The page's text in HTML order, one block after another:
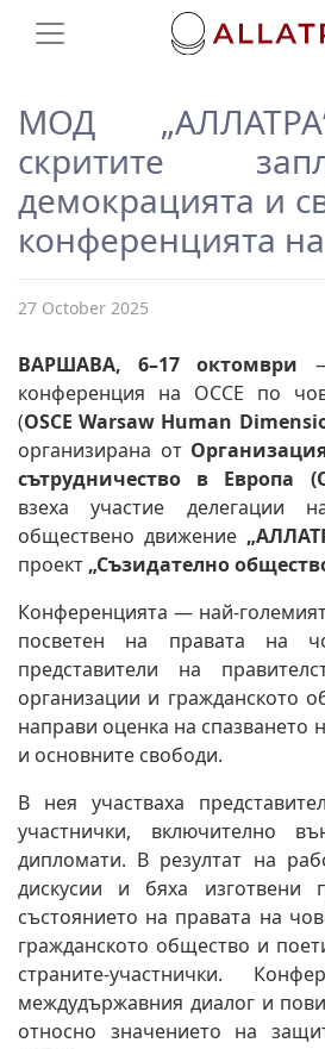
МОД
скритите
демокрацията и
конференцията
27 October 2025
ВАРШАВА, 6–17 октомври
конференция на ОССЕ по
(OSCE Warsaw Human
организирана от
сътрудничество в Европа
взеха участие делегации
обществено движение
проект „Съзидателно
Конференцията — най-
посветен на правата на
представители на
организации и гражданското
направи оценка на спазването
и основните свободи.
В нея участваха
участнички, включително
дипломати. В резултат на
дискусии и бяха изготвени
състоянието на правата на
гражданското общество и
страните-участнички.
междудържавния диалог и
относно значението на